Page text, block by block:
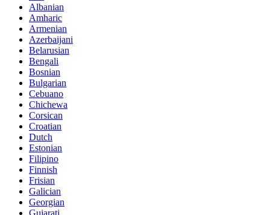
Albanian
Amharic
Armenian
Azerbaijani
Belarusian
Bengali
Bosnian
Bulgarian
Cebuano
Chichewa
Corsican
Croatian
Dutch
Estonian
Filipino
Finnish
Frisian
Galician
Georgian
Gujarati